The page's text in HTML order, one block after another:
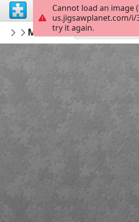
サ
TechDiva
...
Meditation 45
別のピース数でプ
Cannot load an image
us.jigsawplanet.com/i/
try it again.